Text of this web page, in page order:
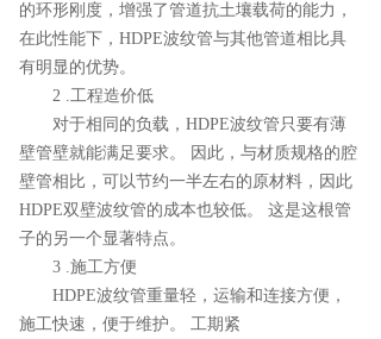
的环形刚度，增强了管道抗土壤载荷的能力，
在此性能下，HDPE波纹管与其他管道相比具
有明显的优势。
2 .工程造价低
对于相同的负载，HDPE波纹管只要有薄
壁管壁就能满足要求。 因此，与材质规格的腔
壁管相比，可以节约一半左右的原材料，因此
HDPE双壁波纹管的成本也较低。 这是这根管
子的另一个显著特点。
3 .施工方便
HDPE波纹管重量轻，运输和连接方便，
施工快速，便于维护。 工期紧